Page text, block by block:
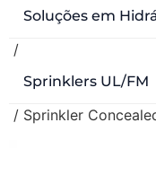
Soluções em
/
Sprinklers UL/FM
/ Sprinkler